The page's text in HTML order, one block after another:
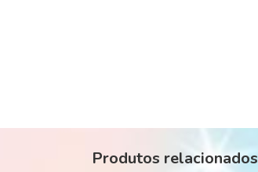
Produtos relacionados